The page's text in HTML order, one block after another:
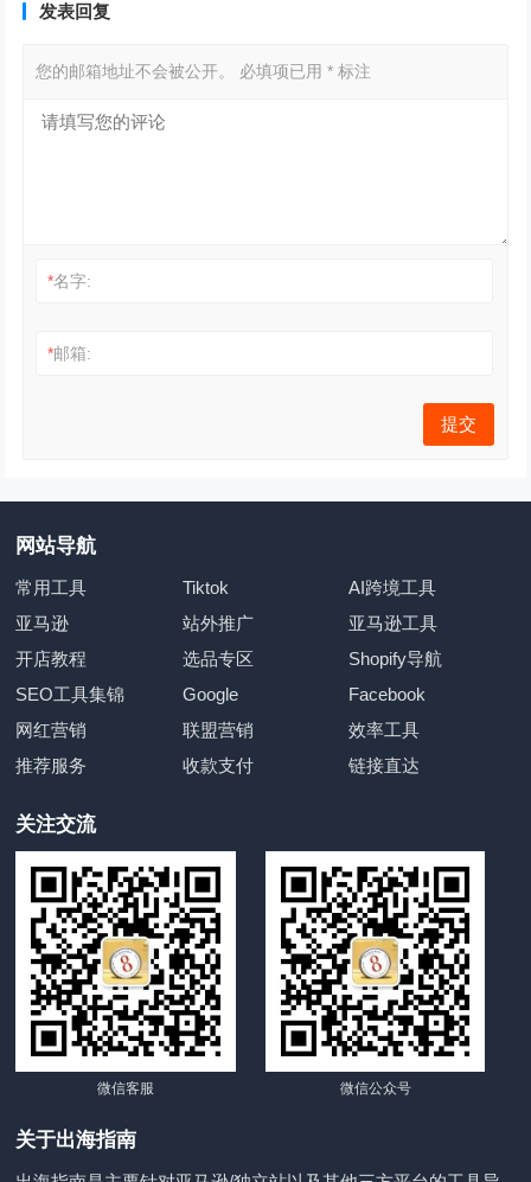
发表回复
您的邮箱地址不会被公开。 必填项已用* 标注
*名字:
*邮箱:
网站导航
常用工具 Tiktok
AI跨境工具
亚马逊
站外推广
亚马逊工具
开店教程
选品专区
Shopify导航
SEO工具集锦
Google
Facebook
网红营销
联盟营销
效率工具
推荐服务
收款支付 链接直达
关注交流
微信客服 微信公众号
关于出海指南